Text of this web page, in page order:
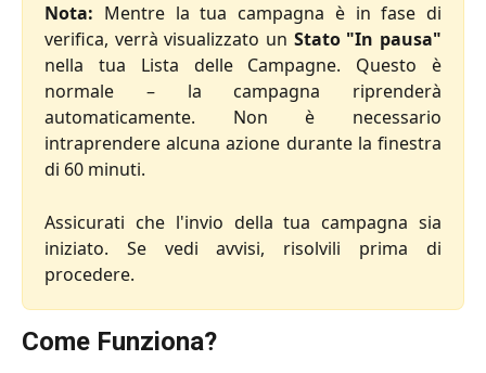
Nota: Mentre la tua campagna è in fase di
verifica, verrà visualizzato un Stato "In pausa"
nella tua Lista delle Campagne. Questo è
normale – la campagna riprenderà
automaticamente. Non è necessario
intraprendere alcuna azione durante la finestra
di 60 minuti.
Assicurati che l'invio della tua campagna sia
iniziato. Se vedi avvisi, risolvili prima di
procedere.
Come Funziona?